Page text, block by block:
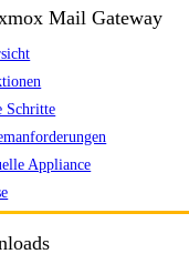
Mail Gateway
Schritte
Appliance